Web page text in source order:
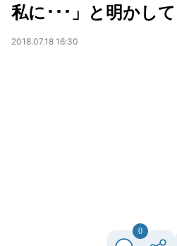
私に･･･」と明かし
2018.07.18 16:30
0